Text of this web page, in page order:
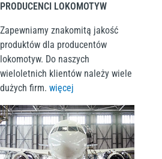
PRODUCENCI LOKOMOTYW
Zapewniamy znakomitą jakość
produktów dla producentów
lokomotyw. Do naszych
wieloletnich klientów należy wiele
dużych firm. więcej